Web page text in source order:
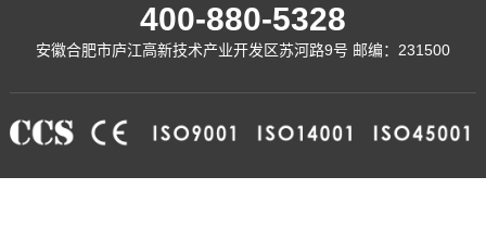
400-880-5328
安徽合肥市庐江高新技术产业开发区苏河路9号 邮编：231500